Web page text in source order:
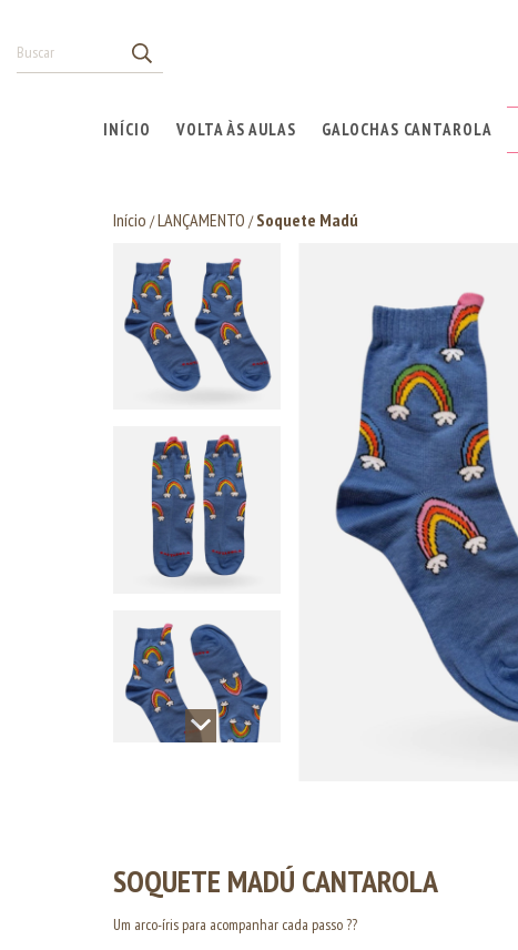
INÍCIO VOLTA ÀS AULAS GALOCHAS CANTAROLA
Início /LANÇAMENTO / Soquete Madú
SOQUETE MADÚ CANTAROLA
Um arco-íris para acompanhar cada passo ??